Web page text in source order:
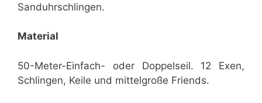
Sanduhrschlingen.
Material
50-Meter-Einfach- oder Doppelseil. 12 Exen,
Schlingen, Keile und mittelgroße Friends.